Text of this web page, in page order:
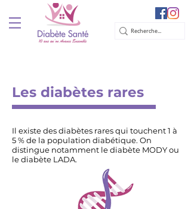
Les diabètes rares
Il existe des diabètes rares qui touchent 1 à
5 % de la population diabétique. On
distingue notamment le diabète MODY ou
le diabète LADA.